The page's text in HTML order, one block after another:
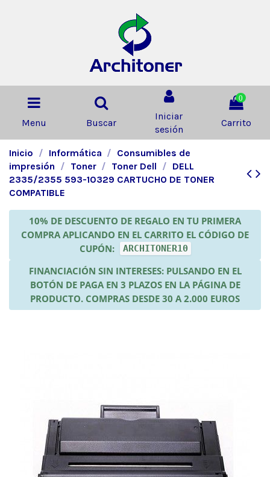
Menu Buscar
Iniciar
sesión
0
Carrito
Inicio Informática
Consumibles de
impresión
Toner Toner Dell
DELL
2335/2355 593-10329 CARTUCHO DE TONER
COMPATIBLE
10% DE DESCUENTO DE REGALO EN TU PRIMERA
COMPRA APLICANDO EN EL CARRITO EL CÓDIGO DE
CUPÓN:
ARCHITONER10
FINANCIACIÓN SIN INTERESES: PULSANDO EN EL
BOTÓN DE PAGA EN 3 PLAZOS EN LA PÁGINA DE
PRODUCTO. COMPRAS DESDE 30 A 2.000 EUROS